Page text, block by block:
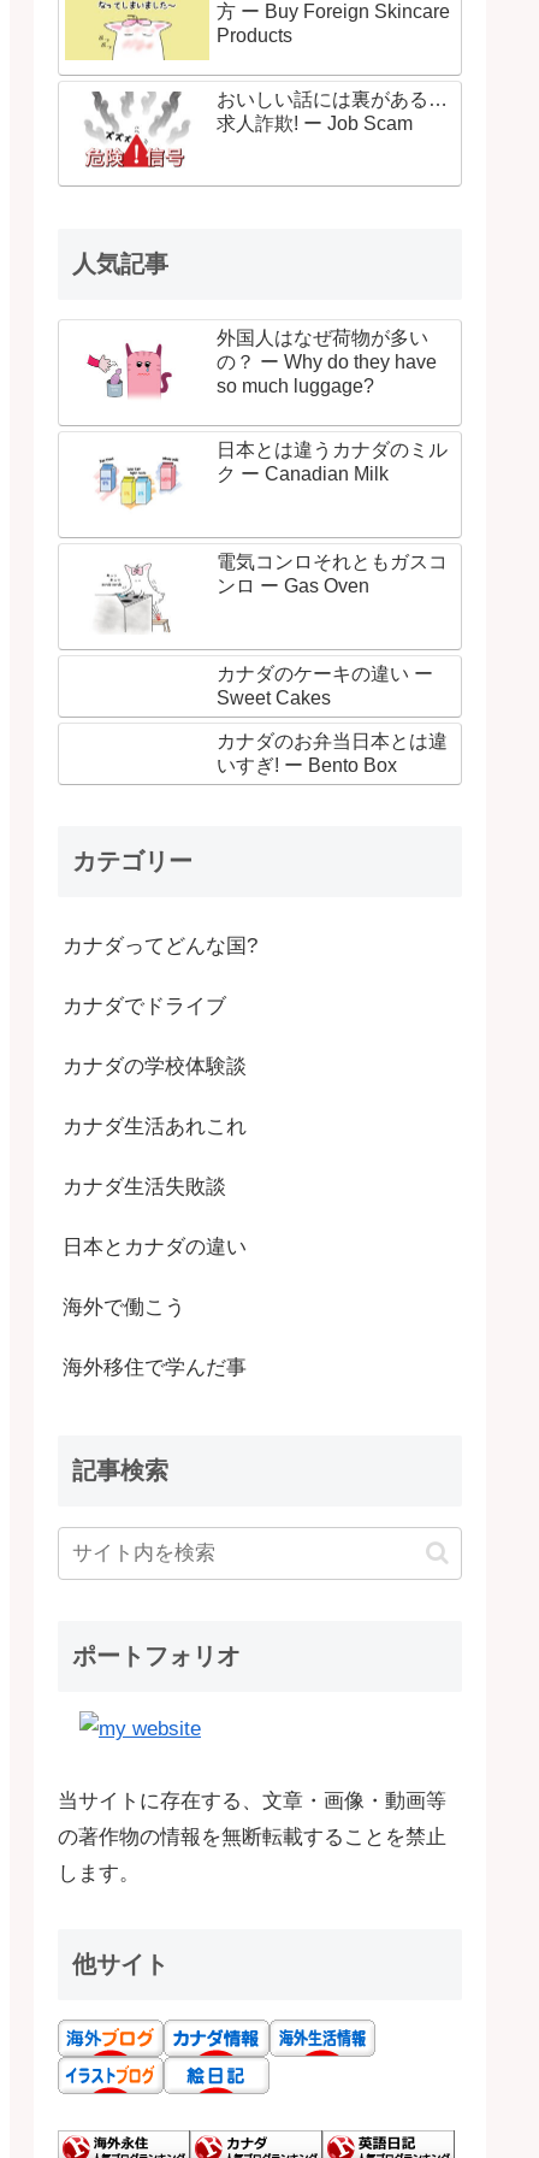
方 ー Buy Foreign Skincare
Products
おいしい話には裏がある…
求人詐欺! ー Job Scam
人気記事
外国人はなぜ荷物が多い
の？ ー Why do they have
so much luggage?
日本とは違うカナダのミル
ク ー Canadian Milk
電気コンロそれともガスコ
ンロ ー Gas Oven
カナダのケーキの違い ー
Sweet Cakes
カナダのお弁当日本とは違
いすぎ! ー Bento Box
カテゴリー
カナダってどんな国?
カナダでドライブ
カナダの学校体験談
カナダ生活あれこれ
カナダ生活失敗談
日本とカナダの違い
海外で働こう
海外移住で学んだ事
記事検索
ポートフォリオ
当サイトに存在する、文章・画像・動画等
の著作物の情報を無断転載することを禁止
します。
他サイト